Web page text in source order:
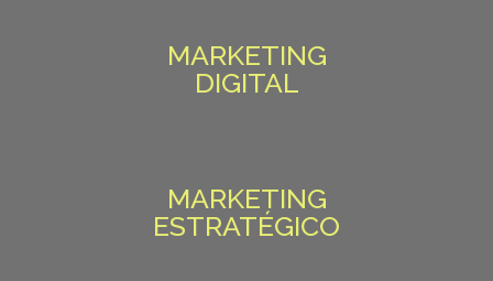
MARKETING
DIGITAL
MARKETING
ESTRATÉGICO